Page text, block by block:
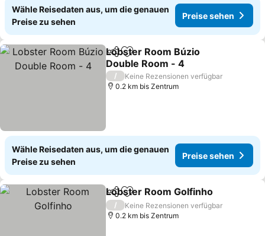
Wähle Reisedaten aus, um die genauen
Preise zu sehen
Preise sehen
TeilenZu Favoriten hinzufügen
Lobster Room Búzio
Double Room - 4
/
Keine Rezensionen verfügbar
0.2 km bis Zentrum
Wähle Reisedaten aus, um die genauen
Preise zu sehen
Preise sehen
TeilenZu Favoriten hinzufügen
Lobster Room Golfinho
/
Keine Rezensionen verfügbar
0.2 km bis Zentrum